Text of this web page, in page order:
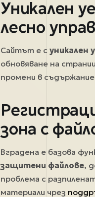
Уникален
лесно
Сайтът е суникален
обновяване на
промени в
зона с
Вградена е базова
защитени файлове,
проблема с
материали чрез